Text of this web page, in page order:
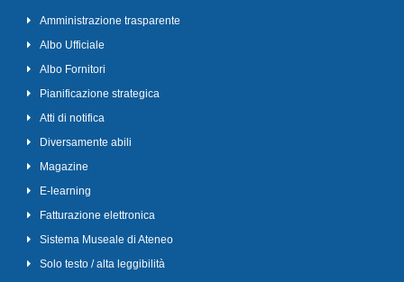
Amministrazione trasparente
Albo Ufficiale
Albo Fornitori
Pianificazione strategica
Atti di notifica
Diversamente abili
Magazine
E-learning
Fatturazione elettronica
Sistema Museale di Ateneo
Solo testo / alta leggibilità